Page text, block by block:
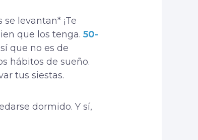
levantan* ¡Te
que los tenga. 50-
que no es de
hábitos de sueño.
tus siestas.
dormido. Y sí,